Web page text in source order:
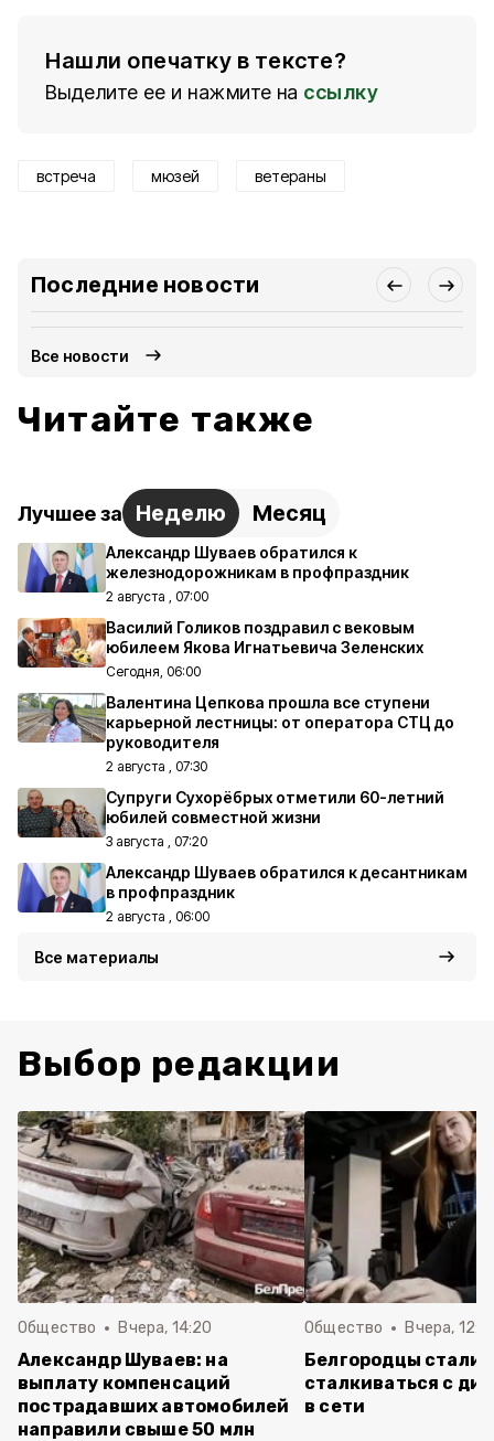
Нашли опечатку в тексте?
Выделите ее и нажмите на ссылку
встреча мюзей ветераны
Последние новости
Все новости
Читайте также
Лучшее за Неделю Месяц
Александр Шуваев обратился к
железнодорожникам в профпраздник
2 августа , 07:00
Василий Голиков поздравил с вековым
юбилеем Якова Игнатьевича Зеленских
Сегодня, 06:00
Валентина Цепкова прошла все ступени
карьерной лестницы: от оператора СТЦ до
руководителя
2 августа , 07:30
Супруги Сухорёбрых отметили 60-летний
юбилей совместной жизни
3 августа , 07:20
Александр Шуваев обратился к десантникам
в профпраздник
2 августа , 06:00
Все материалы
Выбор редакции
Общество Вчера, 14:20
Александр Шуваев: на
выплату компенсаций
пострадавших автомобилей
направили свыше 50 млн
Общество Вчера,
Белгородцы стали
сталкиваться с
в сети